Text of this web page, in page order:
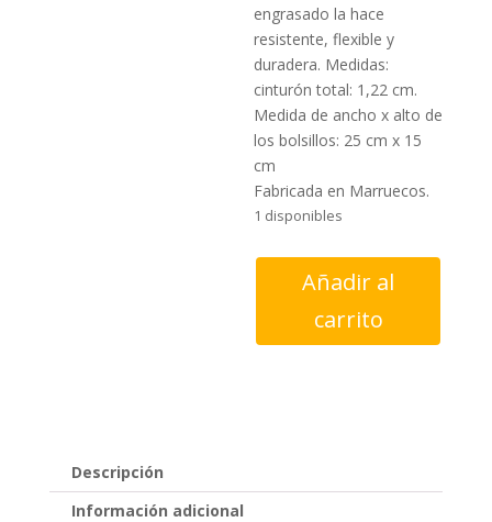
engrasado la hace
resistente, flexible y
duradera. Medidas:
cinturón total: 1,22 cm.
Medida de ancho x alto de
los bolsillos: 25 cm x 15
cm
Fabricada en Marruecos.
1 disponibles
Riñonera
clara
Añadir al
carrito
Descripción
Información adicional